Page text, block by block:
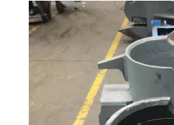
PRIVACY
POLICY